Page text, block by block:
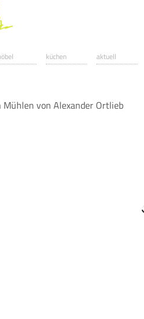
küchen aktuell
Mühlen von Alexander Ortlieb